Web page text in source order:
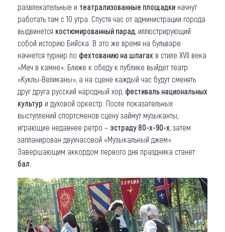
развлекательные и театрализованные площадки начнут
работать там с 10 утра. Спустя час от администрации города
выдвинется костюмированный парад , иллюстрирующий
собой историю Бийска. В это же время на бульваре
начнется турнир по фехтованию на шпагах в стиле XVII века
«Меч в камне». Ближе к обеду к публике выйдет театр
«Куклы-Великаны», а на сцене каждый час будут сменять
друг друга русский народный хор, фестиваль национальных
культур и духовой оркестр. После показательных
выступлений спортсменов сцену займут музыканты,
играющие недавнее ретро – эстраду 80-х-90-х , затем
запланирован двухчасовой «Музыкальный джем».
Завершающим аккордом первого дня праздника станет
бал